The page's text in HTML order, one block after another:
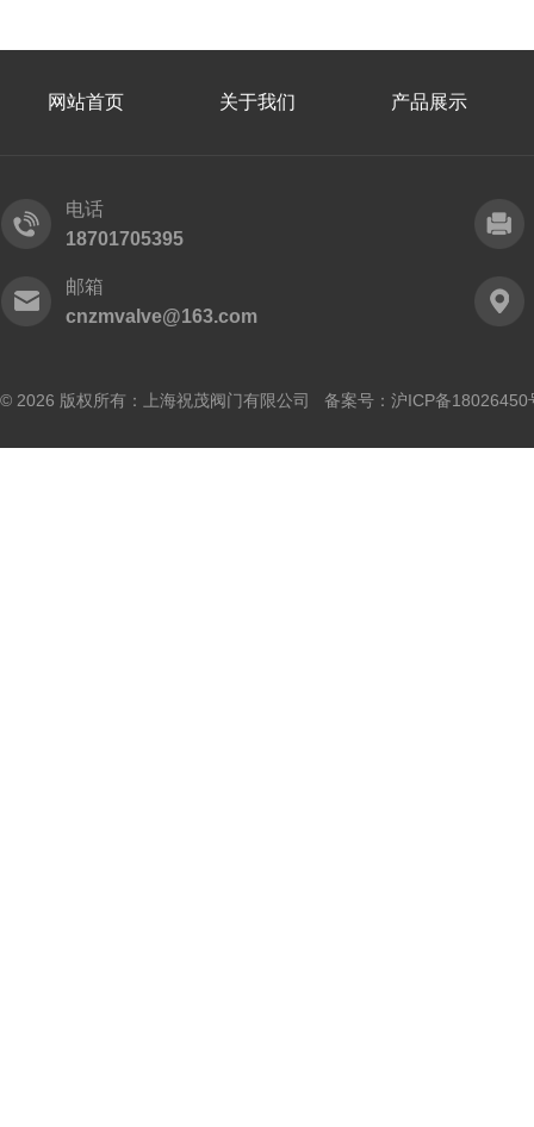
网站首页 关于我们 产品展示
电话
18701705395
邮箱
cnzmvalve@163.com
© 2026 版权所有：上海祝茂阀门有限公司 备案号： 沪ICP备18026450